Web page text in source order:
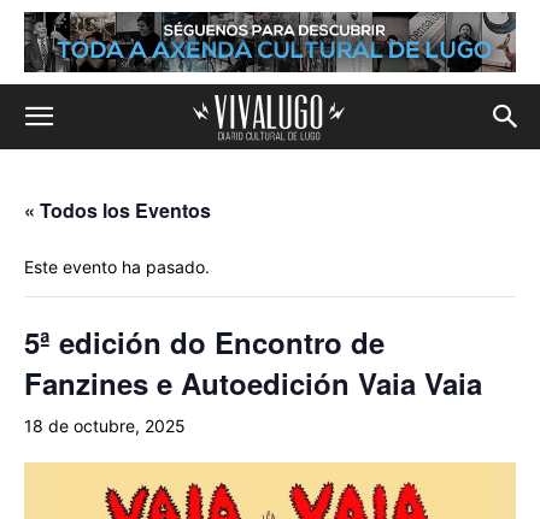
« Todos los Eventos
Este evento ha pasado.
5ª edición do Encontro de
Fanzines e Autoedición Vaia Vaia
18 de octubre, 2025